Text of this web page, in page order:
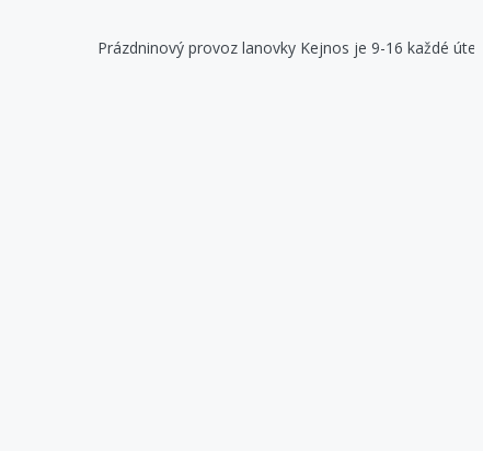
Prázdninový provoz lanovky Kejnos je 9-16 každé úterý,